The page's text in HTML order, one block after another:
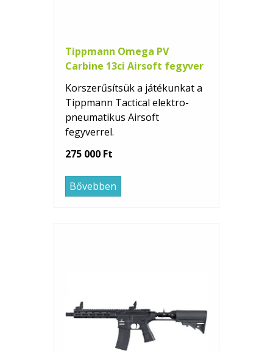
Tippmann Omega PV
Carbine 13ci Airsoft fegyver
Korszerűsítsük a játékunkat a
Tippmann Tactical elektro-
pneumatikus Airsoft
fegyverrel.
275 000 Ft
Bővebben